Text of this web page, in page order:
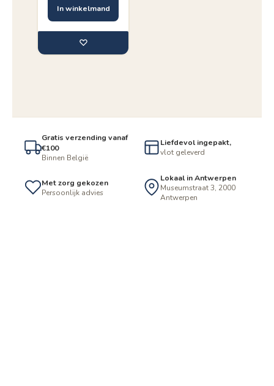
In winkelmand
♡
Gratis verzending vanaf
€100
Binnen België
Liefdevol ingepakt,
vlot geleverd
Met zorg gekozen
Persoonlijk advies
Lokaal in Antwerpen
Museumstraat 3, 2000
Antwerpen